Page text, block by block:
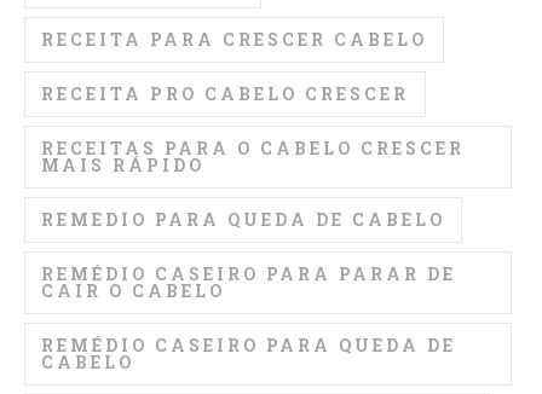
RECEITA PARA CRESCER CABELO
RECEITA PRO CABELO CRESCER
RECEITAS PARA O CABELO CRESCER
MAIS RÁPIDO
REMEDIO PARA QUEDA DE CABELO
REMÉDIO CASEIRO PARA PARAR DE
CAIR O CABELO
REMÉDIO CASEIRO PARA QUEDA DE
CABELO